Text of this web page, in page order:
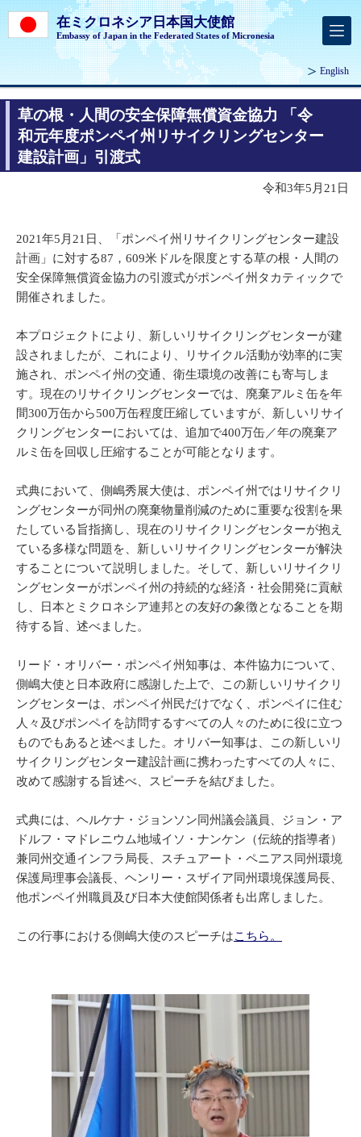
在ミクロネシア日本国大使館
Embassy of Japan in the Federated States of Micronesia
English
草の根・人間の安全保障無償資金協力 「令
和元年度ポンペイ州リサイクリングセンター
建設計画」引渡式
令和3年5月21日
2021年5月21日、「ポンペイ州リサイクリングセンター建設
計画」に対する87，609米ドルを限度とする草の根・人間の
安全保障無償資金協力の引渡式がポンペイ州タカティックで
開催されました。
本プロジェクトにより、新しいリサイクリングセンターが建
設されましたが、これにより、リサイクル活動が効率的に実
施され、ポンペイ州の交通、衛生環境の改善にも寄与しま
す。現在のリサイクリングセンターでは、廃棄アルミ缶を年
間300万缶から500万缶程度圧縮していますが、新しいリサイ
クリングセンターにおいては、追加で400万缶／年の廃棄ア
ルミ缶を回収し圧縮することが可能となります。
式典において、側嶋秀展大使は、ポンペイ州ではリサイクリ
ングセンターが同州の廃棄物量削減のために重要な役割を果
たしている旨指摘し、現在のリサイクリングセンターが抱え
ている多様な問題を、新しいリサイクリングセンターが解決
することについて説明しました。そして、新しいリサイクリ
ングセンターがポンペイ州の持続的な経済・社会開発に貢献
し、日本とミクロネシア連邦との友好の象徴となることを期
待する旨、述べました。
リード・オリバー・ポンペイ州知事は、本件協力について、
側嶋大使と日本政府に感謝した上で、この新しいリサイクリ
ングセンターは、ポンペイ州民だけでなく、ポンペイに住む
人々及びポンペイを訪問するすべての人々のために役に立つ
ものでもあると述べました。オリバー知事は、この新しいリ
サイクリングセンター建設計画に携わったすべての人々に、
改めて感謝する旨述べ、スピーチを結びました。
式典には、ヘルケナ・ジョンソン同州議会議員、ジョン・ア
ドルフ・マドレニウム地域イソ・ナンケン（伝統的指導者）
兼同州交通インフラ局長、スチュアート・ペニアス同州環境
保護局理事会議長、ヘンリー・スザイア同州環境保護局長、
他ポンペイ州職員及び日本大使館関係者も出席しました。
この行事における側嶋大使のスピーチはこちら。